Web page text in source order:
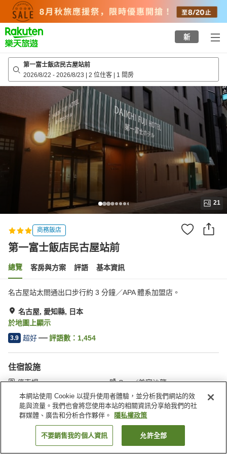
top
page
新
第一富士飯店民古屋站前
2026/8/22 - 2026/8/23 | 2 位住客 | 1 間房
21
商務飯店
第一富士飯店民古屋站前
總覽 客房與方案 評語 基本資訊
名古屋站太閤通出口步行約 3 分鐘／APA 體系加盟店。
名古屋, 愛知縣, 日本
於地圖上顯示
3.9 超好 評語數： 1,454
住宿設施
停車場
Spa／美容沙龍
餐廳
居酒屋區
首頁 日本 愛知縣 名古屋 第一富士飯店民古屋站前
找客房
本網站使用 Cookie 以提升使用者體驗，並分析我們網站的效
能與流量。我們也會將您使用本站的相關資訊分享給我們的社
群媒體、廣告和分析合作夥伴。
隱私權政策
不要銷售我的個人資訊 允許全部